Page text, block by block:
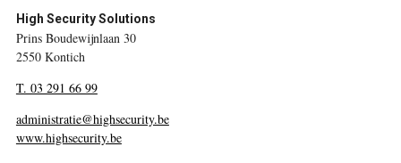
High Security Solutions
Prins Boudewijnlaan 30
2550 Kontich
T. 03 291 66 99
administratie@highsecurity.be
www.highsecurity.be